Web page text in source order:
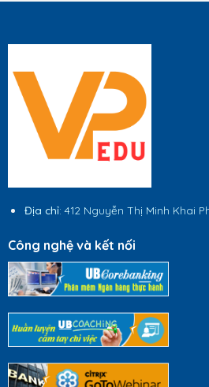
Địa chỉ: 412 Nguyễn Thị Minh Khai
Công nghệ và kết nối